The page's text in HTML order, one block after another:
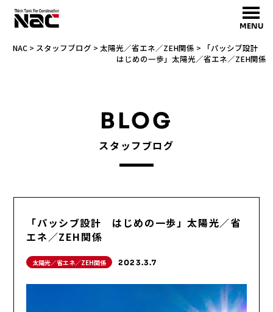
MENU
NAC> スタッフブログ > 太陽光／省エネ／ZEH関係 >
「パッシブ設計
はじめの一歩」太陽光／省エネ／ZEH関係
BLOG
スタッフブログ
「パッシブ設計 はじめの一歩」太陽光／省
エネ／ZEH関係
太陽光／省エネ／ZEH関係 2023.3.7